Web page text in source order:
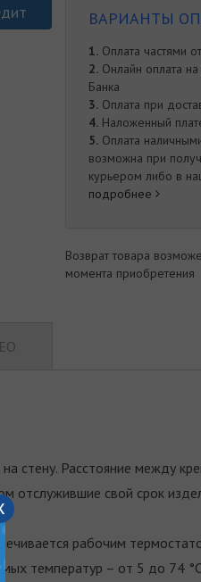
ВАРИАНТЫ
1. Оплата частями
2. Онлайн оплата
Банка
3. Оплата при
4. Наложенный
5. Оплата
возможна при
курьером либо в
подробнее
Возврат товара
момента приобретения
стену. Расстояние между
отслужившие свой срок
рабочим
температур – от 5 до 74